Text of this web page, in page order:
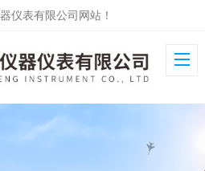
仪表有限公司网站！